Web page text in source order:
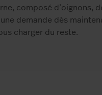
composé d’oignons,
demande dès
charger du reste.